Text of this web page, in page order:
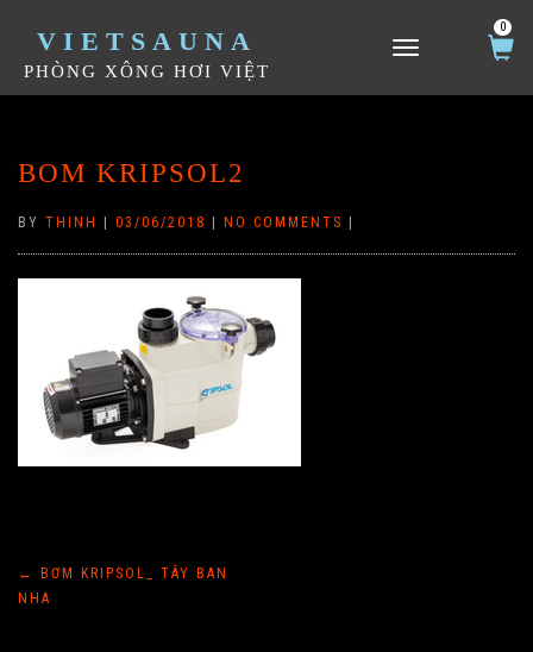
VIETSAUNA
PHÒNG XÔNG HƠI VIỆT
TOGGLE NAVIGATION
0
BOM KRIPSOL2
BY THINH 03/06/2018 NO COMMENTS
Điều
←
BƠM KRIPSOL_ TÂY BAN
NHA